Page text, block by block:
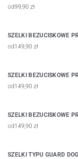
od99,90 zł
SZELKI BEZUCISKOWE
od149,90 zł
SZELKI BEZUCISKOWE
od149,90 zł
SZELKI BEZUCISKOWE
od149,90 zł
SZELKI TYPU GUARD